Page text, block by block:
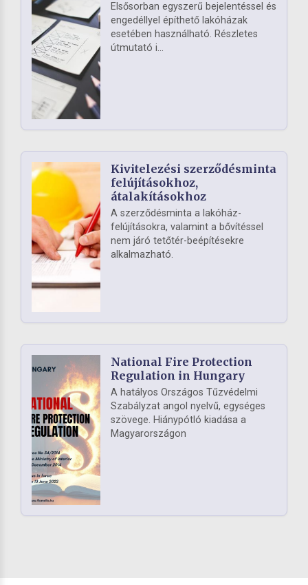
Elsősorban egyszerű bejelentéssel és
engedéllyel építhető lakóházak
esetében használható. Részletes
útmutató i...
Kivitelezési szerződésminta
felújításokhoz,
átalakításokhoz
A szerződésminta a lakóház-
felújításokra, valamint a bővítéssel
nem járó tetőtér-beépítésekre
alkalmazható.
National Fire Protection
Regulation in Hungary
A hatályos Országos Tűzvédelmi
Szabályzat angol nyelvű, egységes
szövege. Hiánypótló kiadása a
Magyarországon